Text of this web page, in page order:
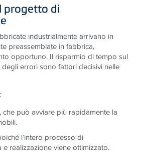
progetto di
industrialmente arrivano in
preassemblate in fabbrica,
opportuno. Il risparmio di tempo sul
errori sono fattori decisivi nelle
che può avviare più rapidamente la
l’intero processo di
realizzazione viene ottimizzato.